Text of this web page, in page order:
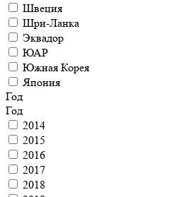
Швеция
Шри-Ланка
Эквадор
ЮАР
Южная Корея
Япония
Год
Год
2014
2015
2016
2017
2018